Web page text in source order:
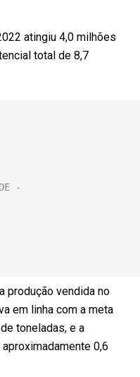
atingiu 4,0 milhões
total de 8,7
produção vendida no
em linha com a meta
toneladas, e a
0,6